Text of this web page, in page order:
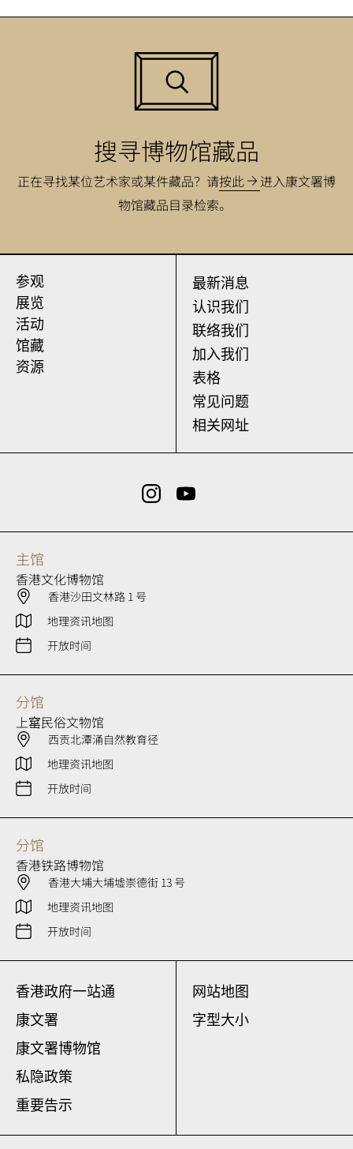
搜寻博物馆藏品
正在寻找某位艺术家或某件藏品？ 请按此
进入康文署博
物馆藏品目录检索。
参观
展览
活动
馆藏
资源
最新消息
认识我们
联络我们
加入我们
表格
常见问题
相关网址
主馆
香港文化博物馆
香港沙田文林路 1 号
地理资讯地图
开放时间
分馆
上窰民俗文物馆
西贡北潭涌自然教育径
地理资讯地图
开放时间
分馆
香港铁路博物馆
香港大埔大埔墟崇德街 13 号
地理资讯地图
开放时间
香港政府一站通
康文署
康文署博物馆
私隐政策
重要告示
网站地图
字型大小